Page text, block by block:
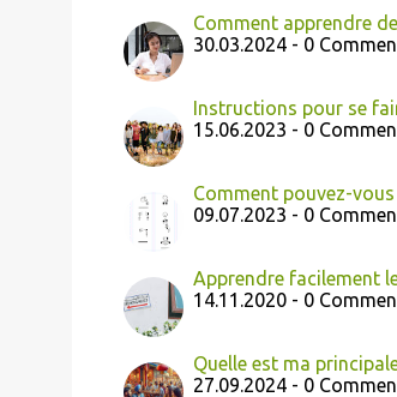
Comment apprendre
30.03.2024 - 0
Instructions pour se
15.06.2023 - 0
Comment pouvez-
09.07.2023 - 0
Apprendre facilement
14.11.2020 - 0
Quelle est ma
27.09.2024 - 0